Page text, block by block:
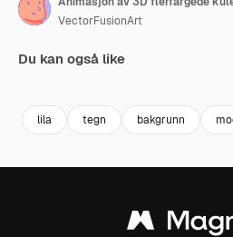
VectorFusionArt
Du kan også like
lila tegn bakgrunn